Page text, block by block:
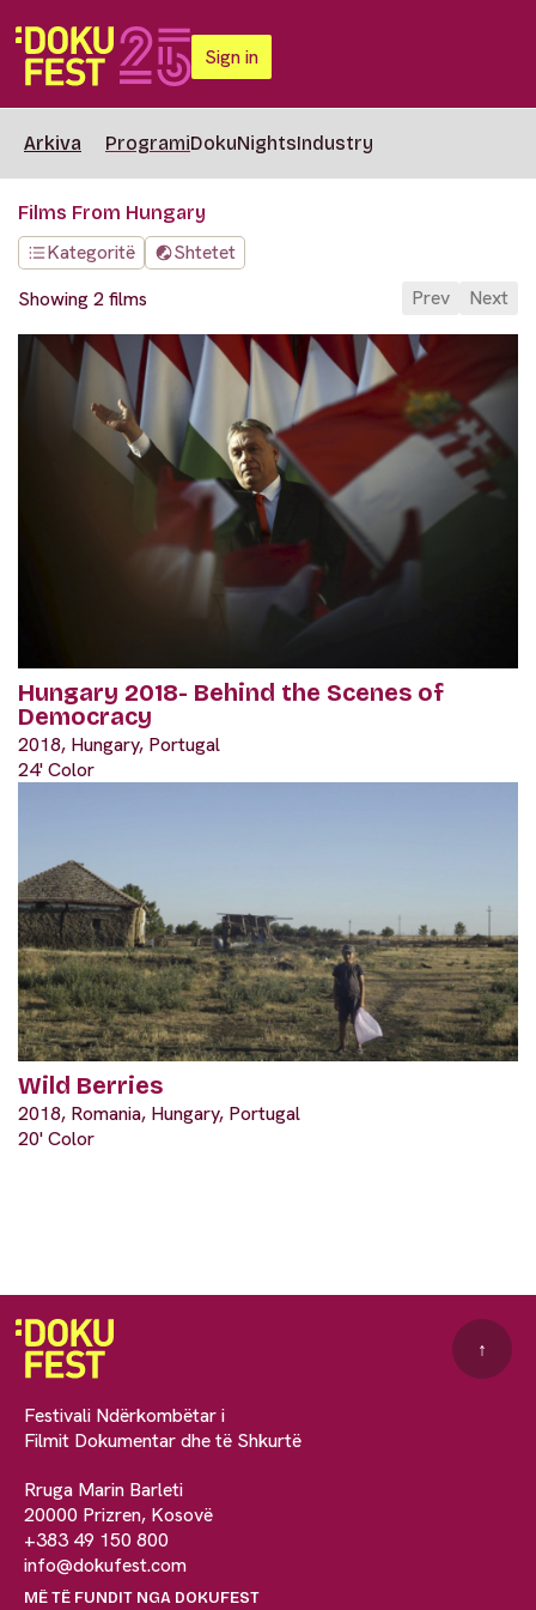
Sign in
Arkiva ProgramiDokuNightsIndustry
Films From Hungary
Kategoritë
Shtetet
Showing 2 films
Prev Next
Hungary 2018- Behind the Scenes of
Democracy
2018, Hungary, Portugal
24' Color
Wild Berries
2018, Romania, Hungary, Portugal
20' Color
Festivali Ndërkombëtar i
Filmit Dokumentar dhe të Shkurtë
Rruga Marin Barleti
20000 Prizren, Kosovë
+383 49 150 800
info@dokufest.com
MË TË FUNDIT NGA DOKUFEST
↑